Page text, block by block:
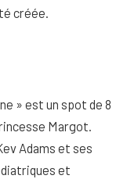
créée.
» est un spot de 8
Margot.
Adams et ses
et